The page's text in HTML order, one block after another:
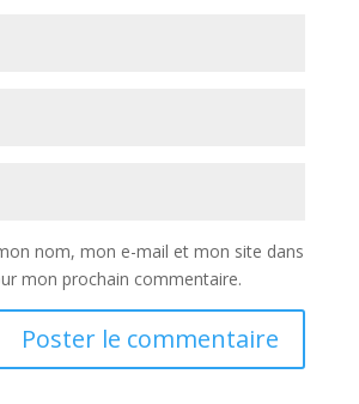
nom, mon e-mail et mon site dans
mon prochain commentaire.